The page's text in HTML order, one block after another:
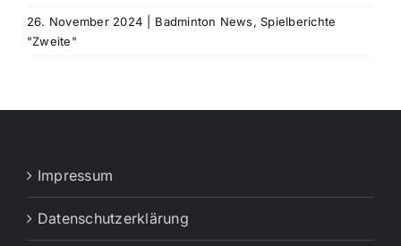
26. November 2024 Badminton News,Spielberichte
"Zweite"
Impressum
Datenschutzerklärung